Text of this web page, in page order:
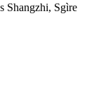
Shangzhi, Sgìre